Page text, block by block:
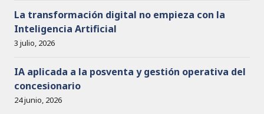
La transformación digital no empieza con la
Inteligencia Artificial
3 julio, 2026
IA aplicada a la posventa y gestión operativa del
concesionario
24 junio, 2026